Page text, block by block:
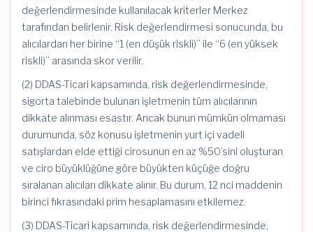
değerlendirmesinde kullanılacak kriterler Merkez
tarafından belirlenir. Risk değerlendirmesi sonucunda, bu
alıcılardan her birine “1 (en düşük riskli)” ile “6 (en yüksek
riskli)” arasında skor verilir.
(2) DDAS-Ticari kapsamında, risk değerlendirmesinde,
sigorta talebinde bulunan işletmenin tüm alıcılarının
dikkate alınması esastır. Ancak bunun mümkün olmaması
durumunda, söz konusu işletmenin yurt içi vadeli
satışlardan elde ettiği cirosunun en az %50’sini oluşturan
ve ciro büyüklüğüne göre büyükten küçüğe doğru
sıralanan alıcıları dikkate alınır. Bu durum, 12 nci maddenin
birinci fıkrasındaki prim hesaplamasını etkilemez.
(3) DDAS-Ticari kapsamında, risk değerlendirmesinde,